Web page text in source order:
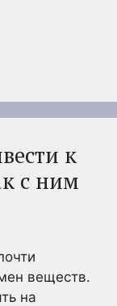
к
с ним
веществ.
на